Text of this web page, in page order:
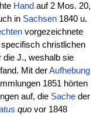
Hand auf 2 Mos. 20,
in Sachsen1840 u.
vorgezeichnete
christlichen
die J., weshalb sie
Mit derAufhebung
1851 hörten
auf, die Sacheder
quovor 1848